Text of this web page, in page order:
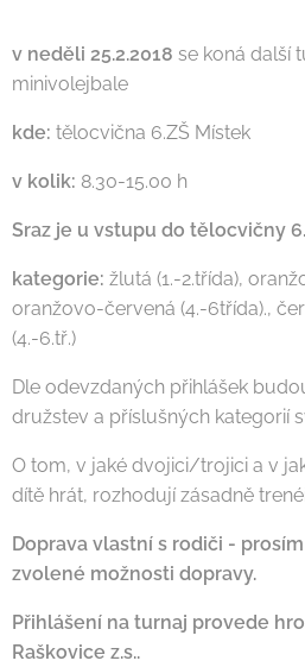
v neděli 25.2.2018 se koná další
minivolejbale
kde: tělocvična 6.ZŠ Místek
v kolik: 8.30-15.00 h
Sraz je u vstupu do tělocvičny
kategorie: žlutá (1.-2.třída),
oranžovo-červená (4.-6třída).,
(4.-6.tř.)
Dle odevzdaných přihlášek
družstev a příslušných kategorií
O tom, v jaké dvojici/trojici a v
dítě hrát, rozhodují zásadně
Doprava vlastní s rodiči -
zvolené možnosti dopravy.
Přihlášení na turnaj provede
Raškovice z.s..